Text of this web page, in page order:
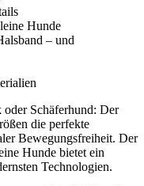
Hunde
– und
Schäferhund: Der
die perfekte
Bewegungsfreiheit. Der
Hunde bietet ein
Technologien.